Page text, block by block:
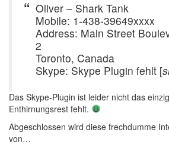
Oliver – Shark Tank
Mobile: 1-438-39649xxxx
Address: Main Street
2
Toronto, Canada
Skype: Skype Plugin fehlt [
Das Skype-Plugin ist leider nicht das
Enthirnungsrest fehlt.
Abgeschlossen wird diese frechdumme
von…